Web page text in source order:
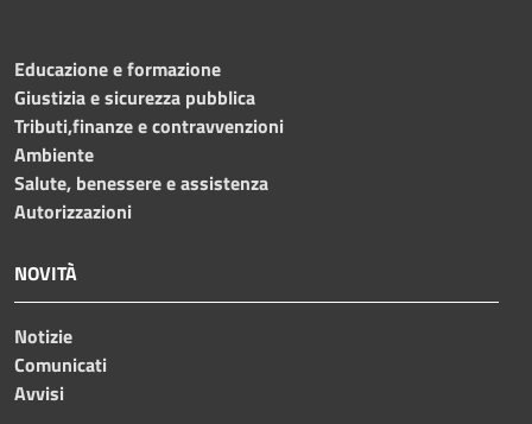
Educazione e formazione
Giustizia e sicurezza pubblica
Tributi,finanze e contravvenzioni
Ambiente
Salute, benessere e assistenza
Autorizzazioni
NOVITÀ
Notizie
Comunicati
Avvisi